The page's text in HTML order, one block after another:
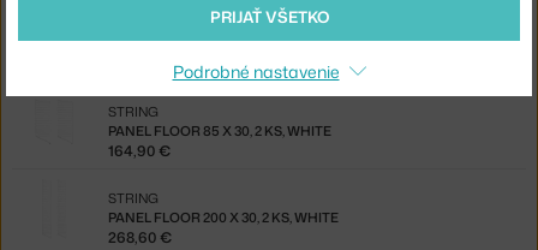
PANEL FLOOR 85 X 30, 2 KS, BLACK
PANEL FLOOR 85 X 30, 2 KS, WHITE
STRING
164,90 €
PANEL FLOOR 200 X 30, 2 KS, WHITE
STRING
268,60 €
PRIJAŤ VŠETKO
Podrobné nastavenie